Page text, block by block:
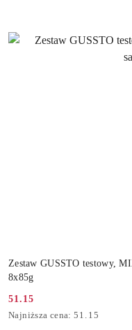
Zestaw GUSSTO testowy,
8x85g
Cena
promocyjna:
51.15
Najniższa
Najniższa cena: 51.15